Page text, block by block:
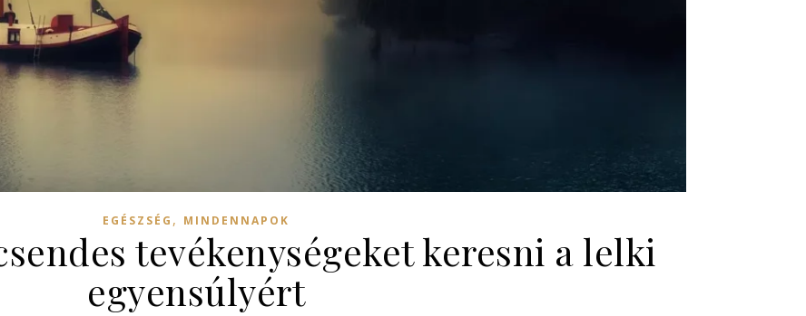
EGÉSZSÉG , MINDENNAPOK
tevékenységeket keresni a lelki
egyensúlyért